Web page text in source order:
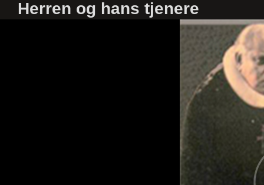
Herren og hans tjenere